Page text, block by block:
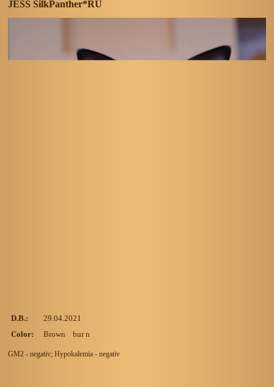
JESS SilkPanther*RU
D.B.:
29.04.2021
Color:
Brown bur n
GM2 - negativ; Hypokalemia - negativ